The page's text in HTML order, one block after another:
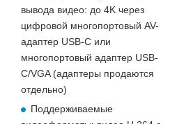
вывода видео: до 4K через
цифровой многопортовый AV-
адаптер USB‑C или
многопортовый адаптер USB-
C/VGA (адаптеры продаются
отдельно)
Поддерживаемые